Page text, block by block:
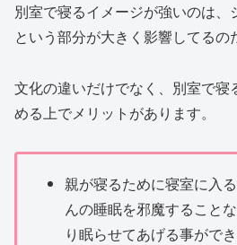
別室で寝るイメージが強いのは
という部分が大きく影響してるの
文化の違いだけでなく、別室で寝
める上でメリットがあります。
親が寝るために寝室に入
んの睡眠を邪魔すること
り眠らせてあげる事ができ